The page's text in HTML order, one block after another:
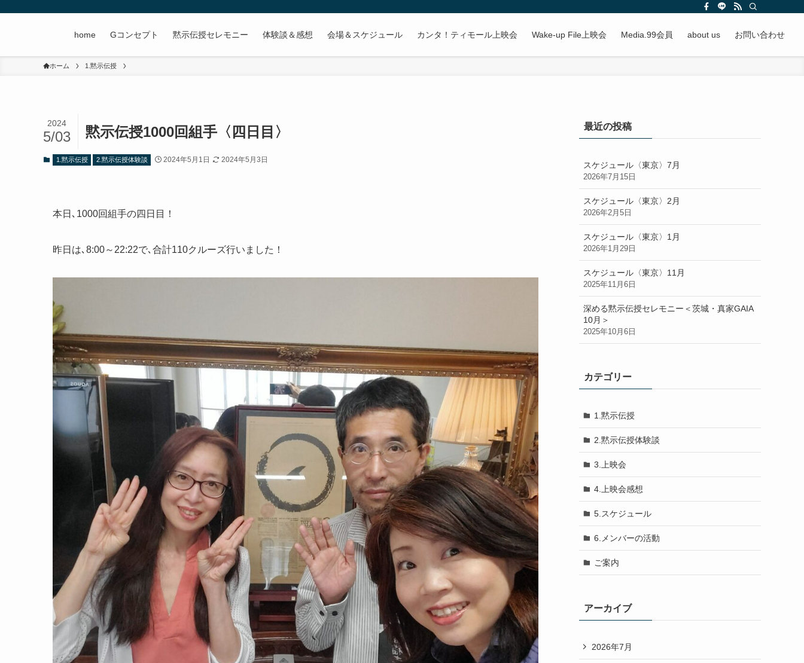
home Gコンセプト 黙示伝授セレモニー 体験談＆感想 会場＆スケジュール カンタ！ティモール上映会 Wake-up File上映会 Media.99会員 about us お問い合わせ
ホーム 1.黙示伝授
黙示伝授1000回組手〈四日目〉
2024
5/03
1.黙示伝授 2.黙示伝授体験談 2024年5月1日 2024年5月3日
本日､1000回組手の四日目！
昨日は､8:00～22:22で､合計110クルーズ行いました！
最近の投稿
スケジュール〈東京〉7月
2026年7月15日
スケジュール〈東京〉2月
2026年2月5日
スケジュール〈東京〉1月
2026年1月29日
スケジュール〈東京〉11月
2025年11月6日
深める黙示伝授セレモニー＜茨城・真家GAIA
10月＞
2025年10月6日
カテゴリー
1.黙示伝授
2.黙示伝授体験談
3.上映会
4.上映会感想
5.スケジュール
6.メンバーの活動
ご案内
アーカイブ
2026年7月